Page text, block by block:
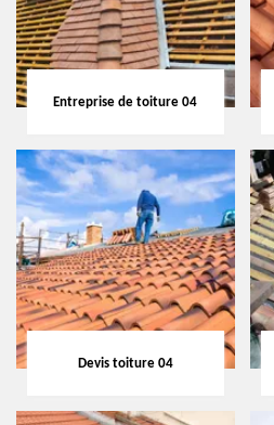
Entreprise de toiture 04
Devis toiture 04